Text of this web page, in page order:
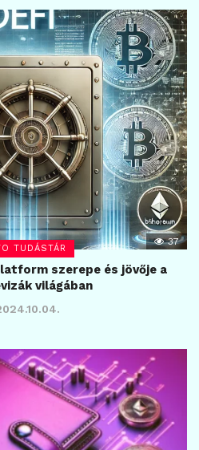
TUDÁSTÁR
37
szerepe és jövője a
világában